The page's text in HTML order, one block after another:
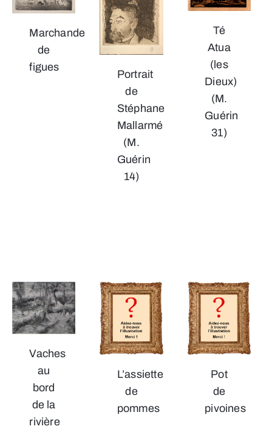
Marchande
de
figues
Portrait
de
Stéphane
Mallarmé
(M.
Guérin
14)
Té
Atua
(les
Dieux)
(M.
Guérin
31)
Vaches
au
bord
de la
rivière
L’assiette
de
pommes
Pot
de
pivoines